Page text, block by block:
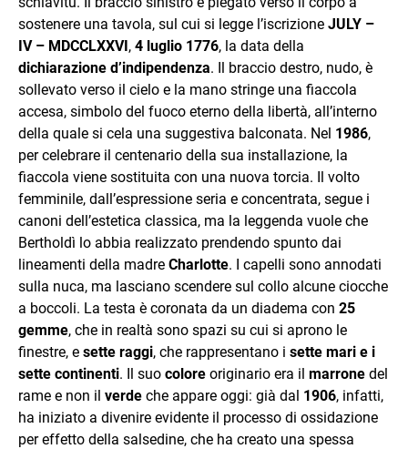
sostenere una tavola, sul cui si legge l’iscrizione JULY –
IV – MDCCLXXVI, 4 luglio 1776, la data della
dichiarazione d’indipendenza. Il braccio destro, nudo, è
sollevato verso il cielo e la mano stringe una fiaccola
accesa, simbolo del fuoco eterno della libertà, all’interno
della quale si cela una suggestiva balconata. Nel 1986,
per celebrare il centenario della sua installazione, la
fiaccola viene sostituita con una nuova torcia. Il volto
femminile, dall’espressione seria e concentrata, segue i
canoni dell’estetica classica, ma la leggenda vuole che
Bertholdì lo abbia realizzato prendendo spunto dai
lineamenti della madre Charlotte. I capelli sono annodati
sulla nuca, ma lasciano scendere sul collo alcune ciocche
a boccoli. La testa è coronata da un diadema con 25
gemme, che in realtà sono spazi su cui si aprono le
finestre, e sette raggi, che rappresentano i sette mari e i
sette continenti. Il suo colore originario era il marrone del
rame e non il verde che appare oggi: già dal 1906, infatti,
ha iniziato a divenire evidente il processo di ossidazione
per effetto della salsedine, che ha creato una spessa